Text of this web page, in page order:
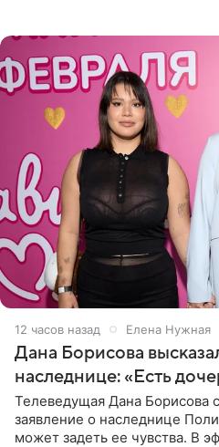
12 часов назад Елена Нужная
Дана Борисова
наследнице: «Есть
Телеведущая Дана Борисова
заявление о наследнице
может задеть ее чувства. В